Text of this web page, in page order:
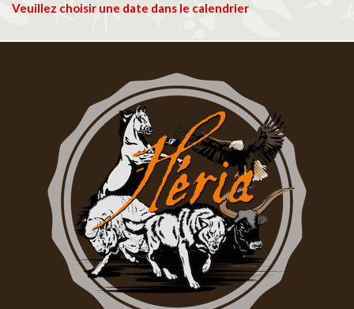
Veuillez choisir une date dans le calendrier